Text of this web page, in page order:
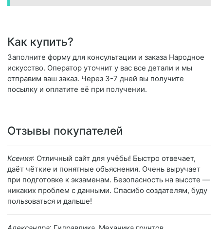
Как купить?
Заполните форму для консультации и заказа Народное
искусство. Оператор уточнит у вас все детали и мы
отправим ваш заказ. Через 3-7 дней вы получите
посылку и оплатите её при получении.
Отзывы покупателей
Ксения: Отличный сайт для учёбы! Быстро отвечает,
даёт чёткие и понятные объяснения. Очень выручает
при подготовке к экзаменам. Безопасность на высоте —
никаких проблем с данными. Спасибо создателям, буду
пользоваться и дальше!